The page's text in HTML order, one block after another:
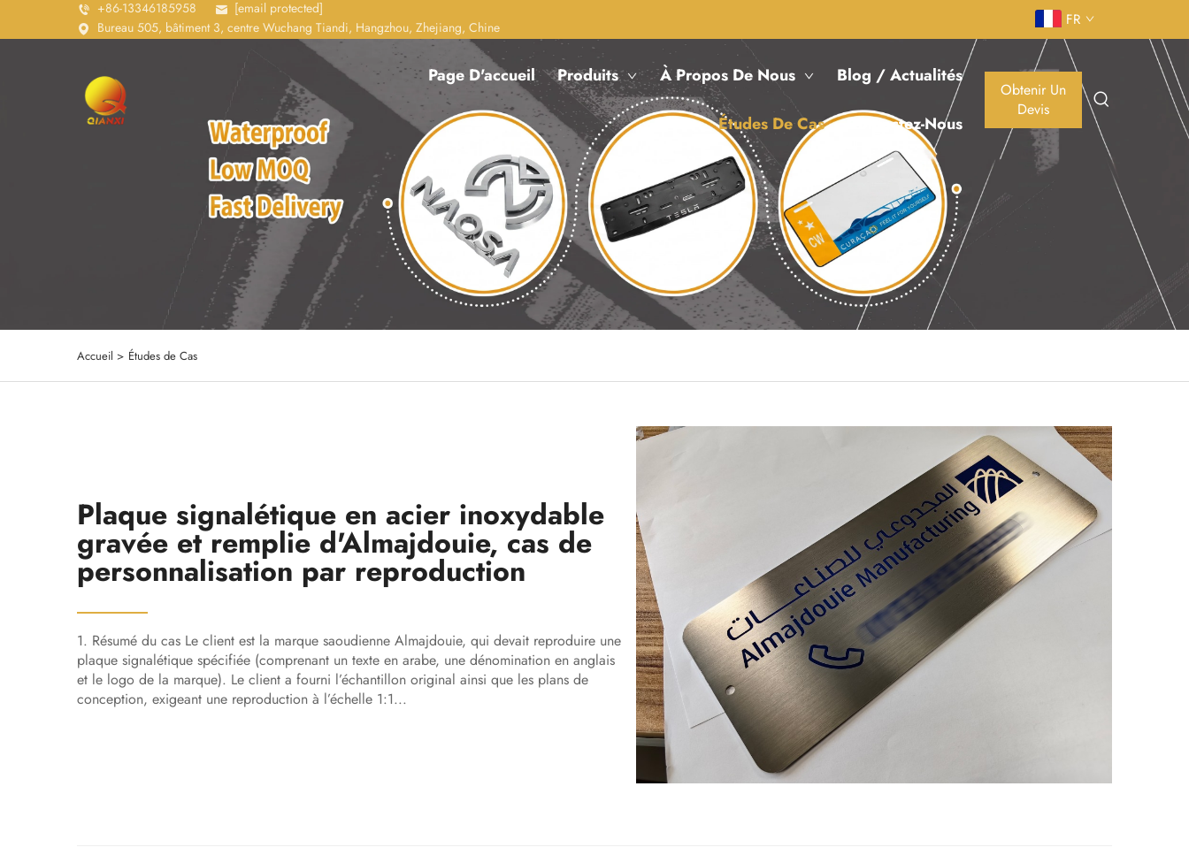
+86-13346185958
[email protected]
Bureau 505, bâtiment 3, centre Wuchang Tiandi, Hangzhou, Zhejiang, Chine
FR
Page D'accueil Produits À Propos De Nous Blog / Actualités
Études De Cas Contactez-Nous
Obtenir Un
Devis
Accueil > Études de Cas
Plaque signalétique en acier inoxydable
gravée et remplie d'Almajdouie, cas de
personnalisation par reproduction
1. Résumé du cas Le client est la marque saoudienne Almajdouie, qui devait reproduire une
plaque signalétique spécifiée (comprenant un texte en arabe, une dénomination en anglais
et le logo de la marque). Le client a fourni l’échantillon original ainsi que les plans de
conception, exigeant une reproduction à l’échelle 1:1...